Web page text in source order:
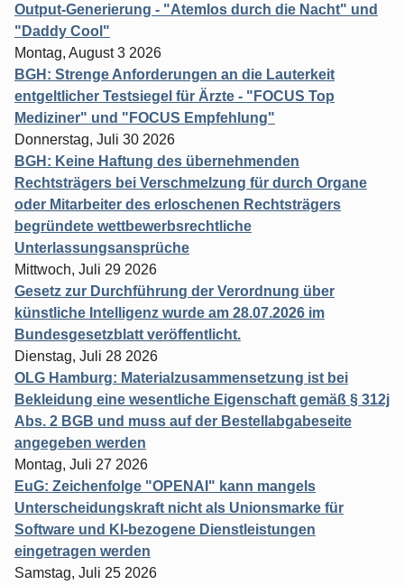
Output-Generierung - "Atemlos durch die Nacht" und
"Daddy Cool"
Montag, August 3 2026
BGH: Strenge Anforderungen an die Lauterkeit
entgeltlicher Testsiegel für Ärzte - "FOCUS Top
Mediziner" und "FOCUS Empfehlung"
Donnerstag, Juli 30 2026
BGH: Keine Haftung des übernehmenden
Rechtsträgers bei Verschmelzung für durch Organe
oder Mitarbeiter des erloschenen Rechtsträgers
begründete wettbewerbsrechtliche
Unterlassungsansprüche
Mittwoch, Juli 29 2026
Gesetz zur Durchführung der Verordnung über
künstliche Intelligenz wurde am 28.07.2026 im
Bundesgesetzblatt veröffentlicht.
Dienstag, Juli 28 2026
OLG Hamburg: Materialzusammensetzung ist bei
Bekleidung eine wesentliche Eigenschaft gemäß § 312j
Abs. 2 BGB und muss auf der Bestellabgabeseite
angegeben werden
Montag, Juli 27 2026
EuG: Zeichenfolge "OPENAI" kann mangels
Unterscheidungskraft nicht als Unionsmarke für
Software und KI-bezogene Dienstleistungen
eingetragen werden
Samstag, Juli 25 2026